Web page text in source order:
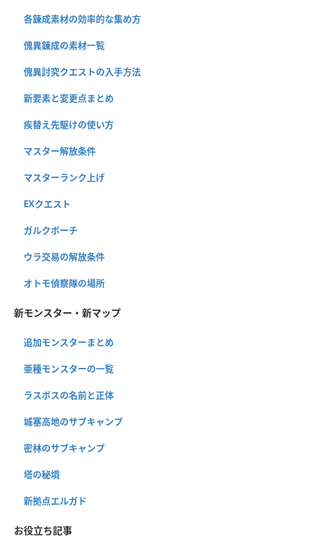
各錬成素材の効率的な集め方
傀異錬成の素材一覧
傀異討究クエストの入手方法
新要素と変更点まとめ
疾替え先駆けの使い方
マスター解放条件
マスターランク上げ
EXクエスト
ガルクポーチ
ウラ交易の解放条件
オトモ偵察隊の場所
新モンスター・新マップ
追加モンスターまとめ
亜種モンスターの一覧
ラスボスの名前と正体
城塞高地のサブキャンプ
密林のサブキャンプ
塔の秘境
新拠点エルガド
お役立ち記事